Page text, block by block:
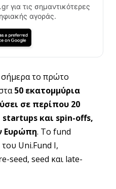
για τις σημαντικότερες
αγοράς.
σήμερα το πρώτο
50 εκατομμύρια
σε περίπου 20
startups και spin-offs,
Ευρώπη. Το fund
Uni.Fund Ι,
seed, seed και late-